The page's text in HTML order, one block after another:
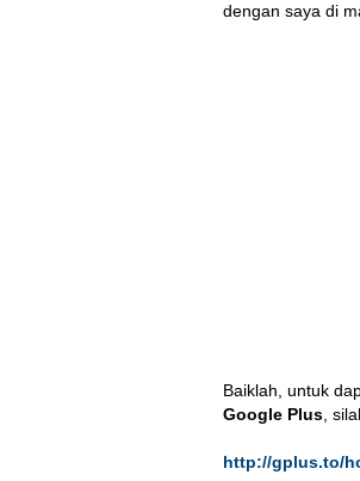
dengan saya di
Baiklah, untuk
Google Plus ,
http://gplus.to/